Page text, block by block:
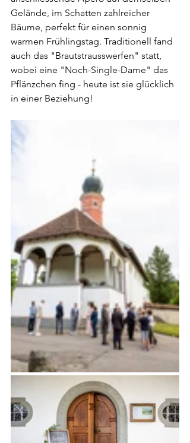
Gelände, im Schatten zahlreicher
Bäume, perfekt für einen sonnig
warmen Frühlingstag. Traditionell fand
auch das "Brautstrausswerfen" statt,
wobei eine "Noch-Single-Dame" das
Pflänzchen fing - heute ist sie glücklich
in einer Beziehung!